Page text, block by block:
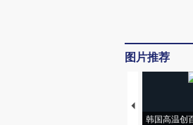
图片推荐
韩国高温创